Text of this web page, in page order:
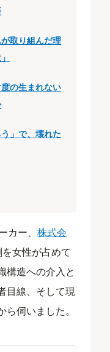
取り組んだ理
の生まれない
」で、壊れた
カー、株式会
女性が占めて
構造への介入と
目線、そして現
伺いました。